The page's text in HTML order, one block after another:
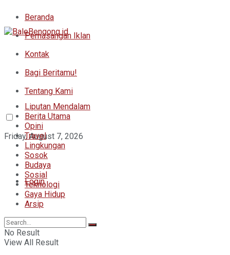
Beranda
Pemasangan Iklan
Kontak
Bagi Beritamu!
Tentang Kami
Friday, August 7, 2026
Login
Liputan Mendalam
Berita Utama
Opini
Travel
Lingkungan
Sosok
Budaya
Sosial
Teknologi
Gaya Hidup
Arsip
No Result
View All Result